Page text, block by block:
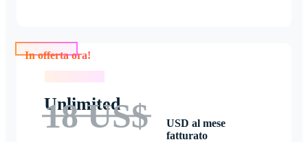
Unlimited
18 US$
USD al mese
fatturato